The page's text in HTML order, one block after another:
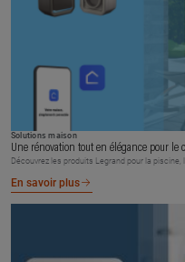
Solutions maison
Une rénovation tout en élégance pour le
Découvrez les produits Legrand pour la piscine,
En savoir plus